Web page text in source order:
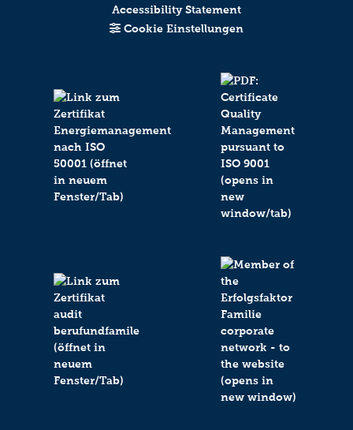
Accessibility Statement
Cookie Einstellungen